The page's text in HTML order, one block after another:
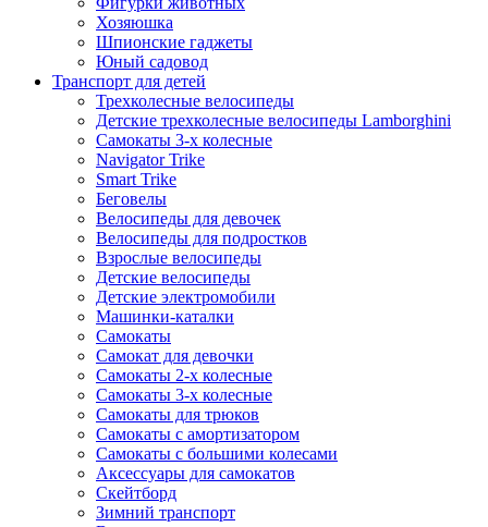
Хозяюшка
Шпионские гаджеты
Юный садовод
Транспорт для детей
Трехколесные велосипеды
Детские трехколесные велосипеды Lamborghini
Самокаты 3-х колесные
Navigator Trike
Smart Trike
Беговелы
Велосипеды для девочек
Велосипеды для подростков
Взрослые велосипеды
Детские велосипеды
Детские электромобили
Машинки-каталки
Самокаты
Самокат для девочки
Самокаты 2-х колесные
Самокаты 3-х колесные
Самокаты для трюков
Самокаты с амортизатором
Самокаты с большими колесами
Аксессуары для самокатов
Скейтборд
Зимний транспорт